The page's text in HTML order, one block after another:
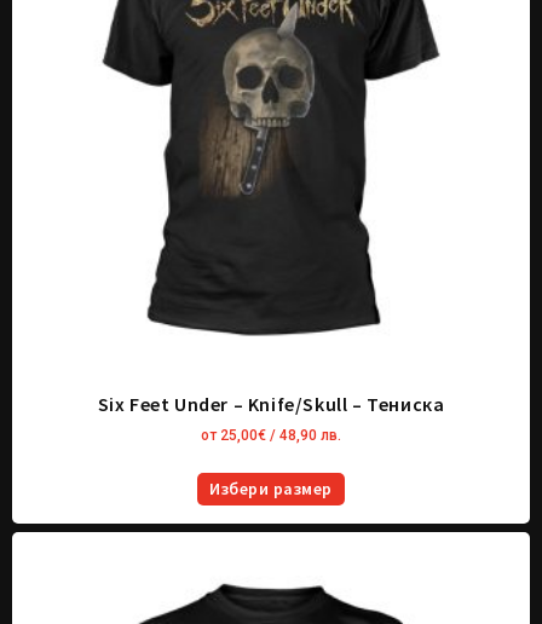
Six Feet Under – Knife/Skull – Тениска
от 25,00€ / 48,90 лв.
Избери размер